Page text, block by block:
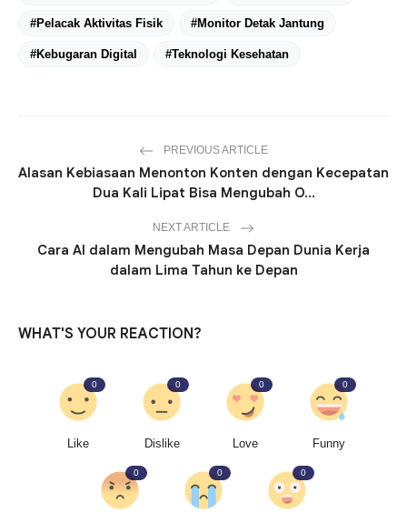
#Pelacak Aktivitas Fisik #Monitor Detak Jantung
#Kebugaran Digital #Teknologi Kesehatan
PREVIOUS ARTICLE
Alasan Kebiasaan Menonton Konten dengan Kecepatan
Dua Kali Lipat Bisa Mengubah O...
NEXT ARTICLE
Cara AI dalam Mengubah Masa Depan Dunia Kerja
dalam Lima Tahun ke Depan
WHAT'S YOUR REACTION?
Like
0
Dislike
0
Love
0
Funny
0
0 0 0